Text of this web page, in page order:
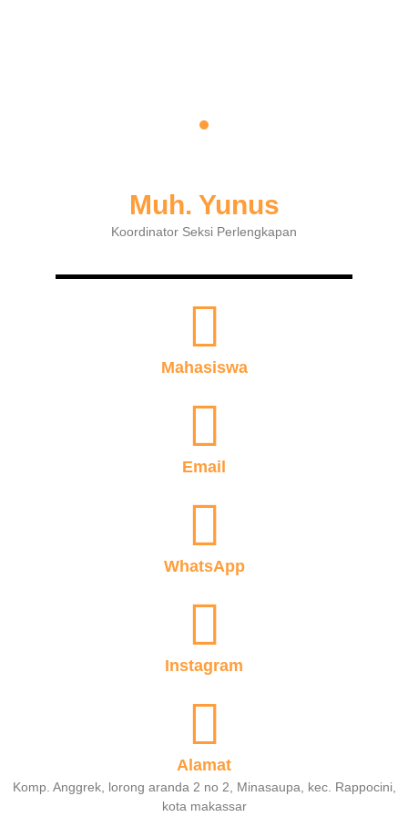
Muh. Yunus
Koordinator Seksi Perlengkapan
Mahasiswa
Email
WhatsApp
Instagram
Alamat
Komp. Anggrek, lorong aranda 2 no 2, Minasaupa, kec. Rappocini,
kota makassar